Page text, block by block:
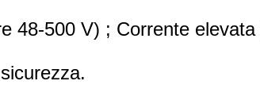
48-500 V) ; Corrente elevata